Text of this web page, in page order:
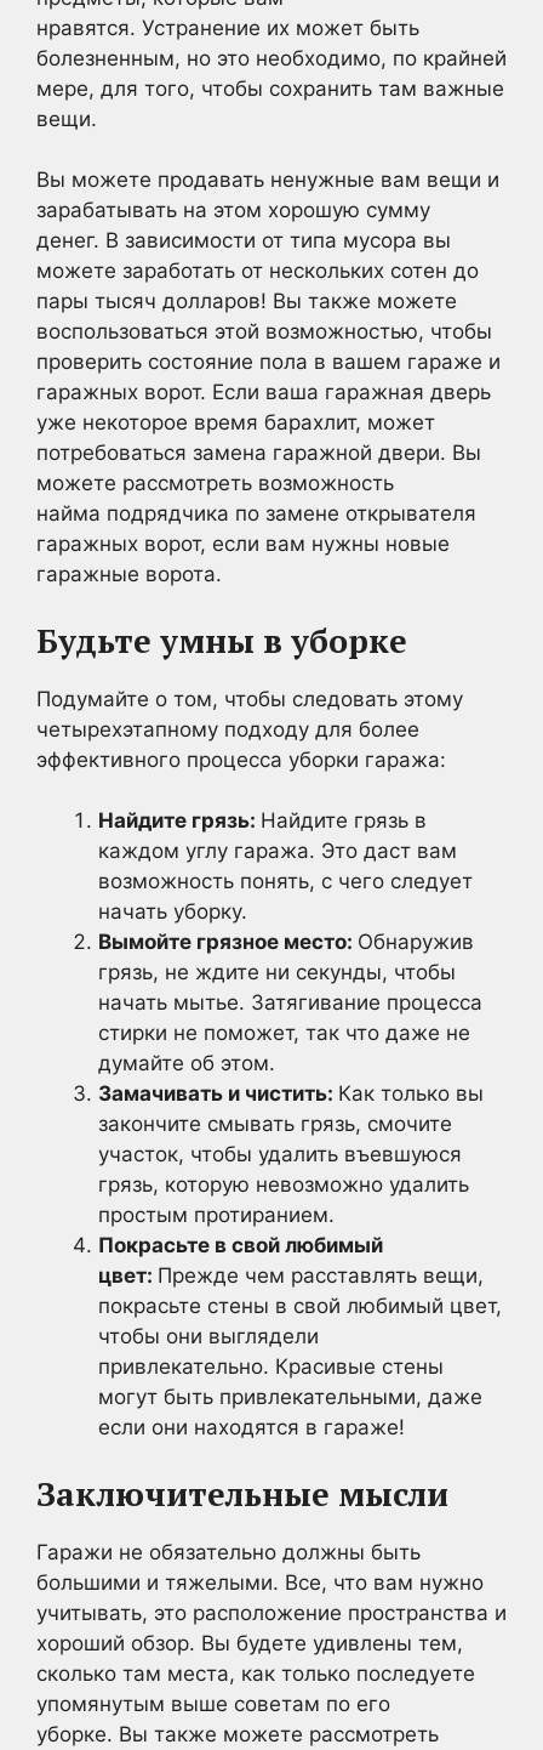
нравятся. Устранение их может быть
болезненным, но это необходимо, по крайней
мере, для того, чтобы сохранить там важные
вещи.
Вы можете продавать ненужные вам вещи и
зарабатывать на этом хорошую сумму
денег. В зависимости от типа мусора вы
можете заработать от нескольких сотен до
пары тысяч долларов! Вы также можете
воспользоваться этой возможностью, чтобы
проверить состояние пола в вашем гараже и
гаражных ворот. Если ваша гаражная дверь
уже некоторое время барахлит, может
потребоваться замена гаражной двери. Вы
можете рассмотреть возможность
найма подрядчика по замене открывателя
гаражных ворот, если вам нужны новые
гаражные ворота.
Будьте умны в уборке
Подумайте о том, чтобы следовать этому
четырехэтапному подходу для более
эффективного процесса уборки гаража:
Найдите грязь: Найдите грязь в
каждом углу гаража. Это даст вам
возможность понять, с чего следует
начать уборку.
Вымойте грязное место: Обнаружив
грязь, не ждите ни секунды, чтобы
начать мытье. Затягивание процесса
стирки не поможет, так что даже не
думайте об этом.
Замачивать и чистить: Как только вы
закончите смывать грязь, смочите
участок, чтобы удалить въевшуюся
грязь, которую невозможно удалить
простым протиранием.
Покрасьте в свой любимый
цвет: Прежде чем расставлять вещи,
покрасьте стены в свой любимый цвет,
чтобы они выглядели
привлекательно. Красивые стены
могут быть привлекательными, даже
если они находятся в гараже!
Заключительные мысли
Гаражи не обязательно должны быть
большими и тяжелыми. Все, что вам нужно
учитывать, это расположение пространства и
хороший обзор. Вы будете удивлены тем,
сколько там места, как только последуете
упомянутым выше советам по его
уборке. Вы также можете рассмотреть